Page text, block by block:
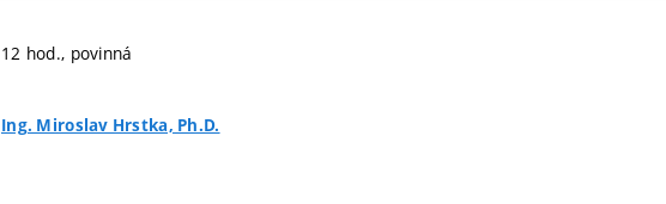
12 hod., povinná
Ing. Miroslav Hrstka, Ph.D.